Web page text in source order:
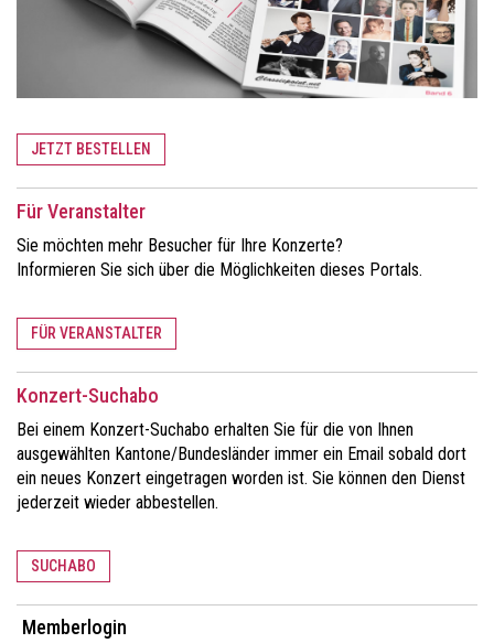
JETZT BESTELLEN
Für Veranstalter
Sie möchten mehr Besucher für Ihre Konzerte?
Informieren Sie sich über die Möglichkeiten dieses Portals.
FÜR VERANSTALTER
Konzert-Suchabo
Bei einem Konzert-Suchabo erhalten Sie für die von Ihnen
ausgewählten Kantone/Bundesländer immer ein Email sobald dort
ein neues Konzert eingetragen worden ist. Sie können den Dienst
jederzeit wieder abbestellen.
SUCHABO
Memberlogin